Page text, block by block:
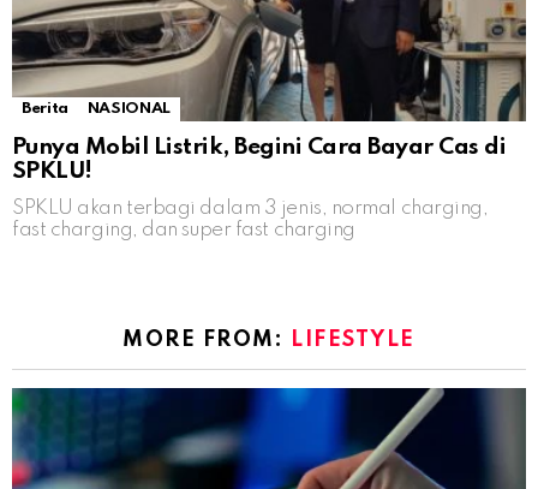
Berita NASIONAL
Punya Mobil Listrik, Begini Cara Bayar Cas di
SPKLU!
SPKLU akan terbagi dalam 3 jenis, normal charging,
fast charging, dan super fast charging
MORE FROM: LIFESTYLE